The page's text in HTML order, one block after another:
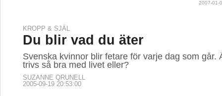
2007-01-
KROPP & SJÄL
Du blir vad du äter
Svenska kvinnor blir fetare för varje dag som går.
trivs så bra med livet eller?
SUZANNE QRUNELL
2005-09-19 20:53:00